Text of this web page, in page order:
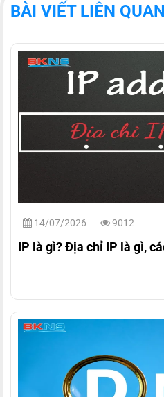
BÀI VIẾT LIÊN QUAN
14/07/2026 9012
IP là gì? Địa chỉ IP là gì,